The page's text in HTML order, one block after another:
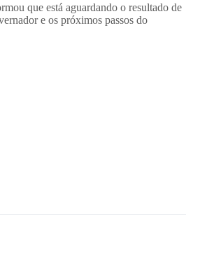
que está aguardando o resultado de
e os próximos passos do